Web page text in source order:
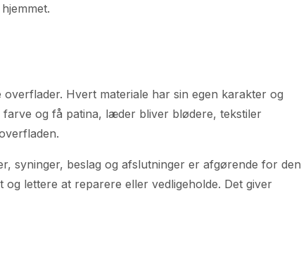
Hvert materiale har sin egen karakter og
og få patina, læder bliver blødere, tekstiler
syninger, beslag og afslutninger er afgørende for den
lettere at reparere eller vedligeholde. Det giver